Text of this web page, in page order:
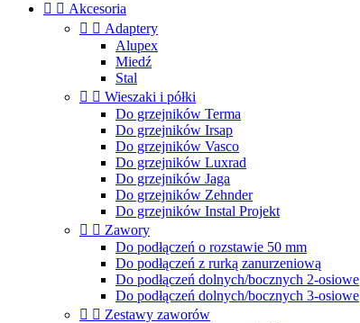
  Akcesoria
  Adaptery
Alupex
Miedź
Stal
  Wieszaki i półki
Do grzejników Terma
Do grzejników Irsap
Do grzejników Vasco
Do grzejników Luxrad
Do grzejników Jaga
Do grzejników Zehnder
Do grzejników Instal Projekt
  Zawory
Do podłączeń o rozstawie 50 mm
Do podłączeń z rurką zanurzeniową
Do podłączeń dolnych/bocznych 2-osiowe
Do podłączeń dolnych/bocznych 3-osiowe
  Zestawy zaworów